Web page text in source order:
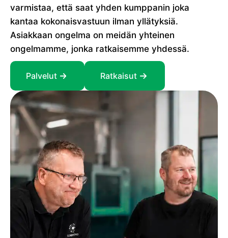
varmistaa, että saat yhden kumppanin joka
kantaa kokonaisvastuun ilman yllätyksiä.
Asiakkaan ongelma on meidän yhteinen
ongelmamme, jonka ratkaisemme yhdessä.
Palvelut Ratkaisut